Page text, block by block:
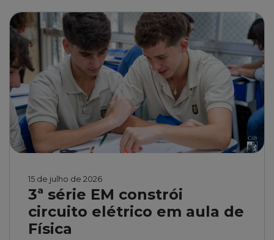
15 de julho de 2026
3ª série EM constrói
circuito elétrico em aula de
Física